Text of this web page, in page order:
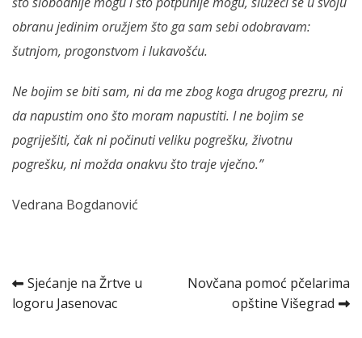
obranu jedinim oružjem što ga sam sebi odobravam:
šutnjom, progonstvom i lukavošću.
Ne bojim se biti sam, ni da me zbog koga drugog prezru, ni
da napustim ono što moram napustiti. I ne bojim se
pogriješiti, čak ni počinuti veliku pogrešku, životnu
pogrešku, ni možda onakvu što traje vječno.”
Vedrana Bogdanović
Kretanje
članka
Sjećanje na Žrtve u
logoru Jasenovac
Novčana pomoć pčelarima
opštine Višegrad